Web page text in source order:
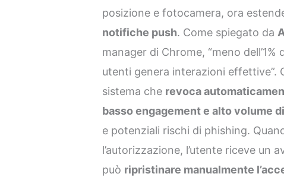
posizione e fotocamera, ora
notifiche push. Come spiegato da
manager di Chrome, “meno
utenti genera interazioni effettive”.
sistema che revoca
basso engagement e alto volume
e potenziali rischi di phishing.
l’autorizzazione, l’utente riceve un
può ripristinare manualmente